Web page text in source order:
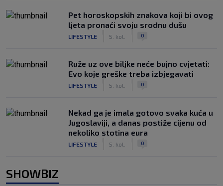
Pet horoskopskih znakova koji bi ovog
ljeta pronaći svoju srodnu dušu
LIFESTYLE 5. kol. 0
Ruže uz ove biljke neće bujno cvjetati:
Evo koje greške treba izbjegavati
LIFESTYLE 5. kol. 0
Nekad ga je imala gotovo svaka kuća u
Jugoslaviji, a danas postiže cijenu od
nekoliko stotina eura
LIFESTYLE 5. kol. 0
SHOWBIZ